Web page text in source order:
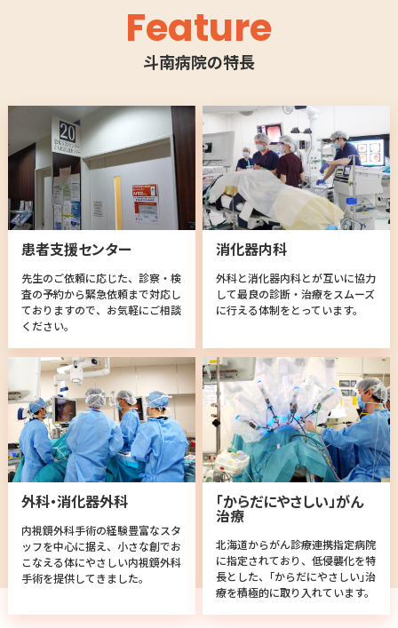
Feature
斗南病院の特長
患者支援センター
先生のご依頼に応じた、診察・検
査の予約から緊急依頼まで対応し
ておりますので、お気軽にご相談
ください。
消化器内科
外科と消化器内科とが互いに協力
して最良の診断・治療をスムーズ
に行える体制をとっています。
外科・消化器外科
内視鏡外科手術の経験豊富なスタ
ッフを中心に据え、小さな創でお
こなえる体にやさしい内視鏡外科
手術を提供してきました。
「からだにやさしい」がん
治療
北海道からがん診療連携指定病院
に指定されており、低侵襲化を特
長とした、｢からだにやさしい｣治
療を積極的に取り入れています。